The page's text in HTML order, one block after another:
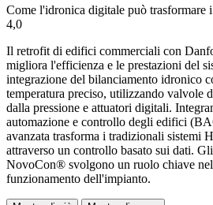
Come l'idronica digitale può
4,0
Il retrofit di edifici commerciali con
migliora l'efficienza e le prestazioni del
integrazione del bilanciamento idronico
temperatura preciso, utilizzando valvole
dalla pressione e attuatori digitali.
automazione e controllo degli edifici
avanzata trasforma i tradizionali sistemi
attraverso un controllo basato sui dati.
NovoCon® svolgono un ruolo chiave
funzionamento dell'impianto.